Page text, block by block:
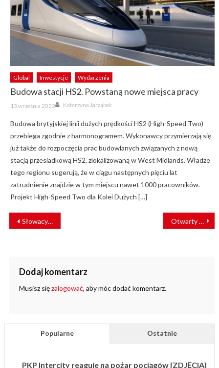
Global Inwestycje Wydarzenia
Budowa stacji HS2. Powstaną nowe miejsca pracy
Posted
on
13 września 2022 Author
Katarzyna Jarząbek
Budowa brytyjskiej linii dużych prędkości HS2 (High-Speed Two)
przebiega zgodnie z harmonogramem. Wykonawcy przymierzają się
już także do rozpoczęcia prac budowlanych związanych z nową
stacją przesiadkową HS2, zlokalizowaną w West Midlands. Władze
tego regionu sugerują, że w ciągu następnych pięciu lat
zatrudnienie znajdzie w tym miejscu nawet 1000 pracowników.
Projekt High-Speed Two dla Kolei Dużych […]
NAWIGACJA
WPISU
Słowacy zmodernizują fragment magistrali Bratysława – Koszyce Otwarty dostęp na kolei. W 2025 r. UTK wydał 26 decyzji
Dodaj komentarz
Musisz sięzalogować, aby móc dodać komentarz.
Popularne Ostatnie
PKP Intercity reaguje na pożar pociągów [ZDJĘCIA]